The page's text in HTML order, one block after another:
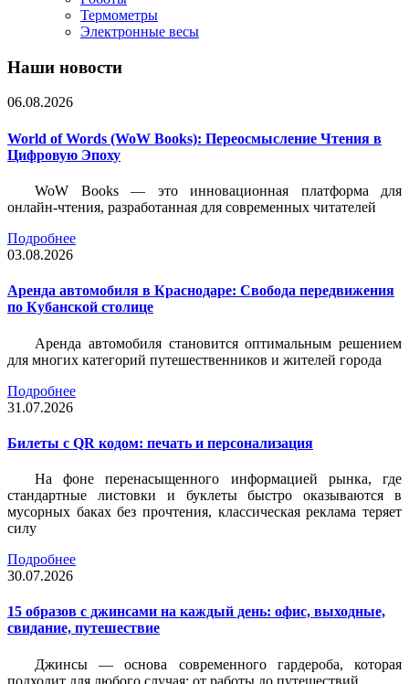
Термометры
Электронные весы
Наши новости
06.08.2026
World of Words (WoW Books): Переосмысление Чтения в
Цифровую Эпоху
WoW Books — это инновационная платформа для
онлайн-чтения, разработанная для современных читателей
Подробнее
03.08.2026
Аренда автомобиля в Краснодаре: Свобода передвижения
по Кубанской столице
Аренда автомобиля становится оптимальным решением
для многих категорий путешественников и жителей города
Подробнее
31.07.2026
Билеты c QR кодом: печать и персонализация
На фоне перенасыщенного информацией рынка, где
стандартные листовки и буклеты быстро оказываются в
мусорных баках без прочтения, классическая реклама теряет
силу
Подробнее
30.07.2026
15 образов с джинсами на каждый день: офис, выходные,
свидание, путешествие
Джинсы — основа современного гардероба, которая
подходит для любого случая: от работы до путешествий